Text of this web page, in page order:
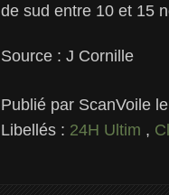
de sud entre 10 et 15
Source : J Cornille
Publié par ScanVoile le
Libellés : 24H Ultim ,